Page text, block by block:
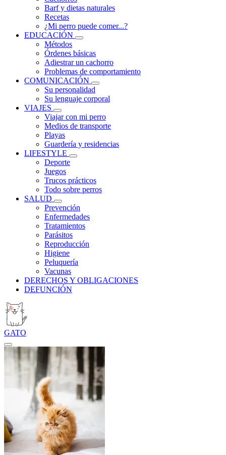
Barf y dietas naturales
Recetas
¿Mi perro puede comer...?
EDUCACIÓN
Métodos
Órdenes básicas
Adiestrar un cachorro
Problemas de comportamiento
COMUNICACIÓN
Su personalidad
Su lenguaje corporal
VIAJES
Viajar con mi perro
Medios de transporte
Playas
Guardería y residencias
LIFESTYLE
Deporte
Juegos
Trucos prácticos
Todo sobre perros
SALUD
Prevención
Enfermedades
Tratamientos
Parásitos
Reproducción
Higiene
Peluquería
Vacunas
DERECHOS Y OBLIGACIONES
DEFUNCIÓN
GATO